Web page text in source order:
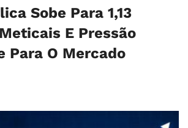
Sobe Para 1,13
E Pressão
Para O Mercado